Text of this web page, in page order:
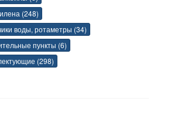
(248)
воды, ротаметры (34)
пункты (6)
(298)